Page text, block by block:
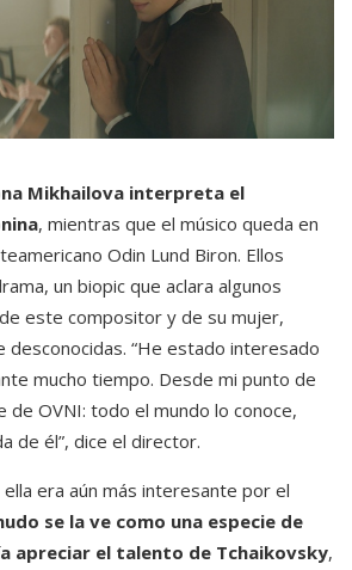
Mikhailova interpreta el
, mientras que el músico queda en
Odin Lund Biron. Ellos
un biopic que aclara algunos
este compositor y de su mujer,
desconocidas. “He estado interesado
mucho tiempo. Desde mi punto de
de OVNI: todo el mundo lo conoce,
de él”, dice el director.
ella era aún más interesante por el
se la ve como una especie de
apreciar el talento de Tchaikovsky,